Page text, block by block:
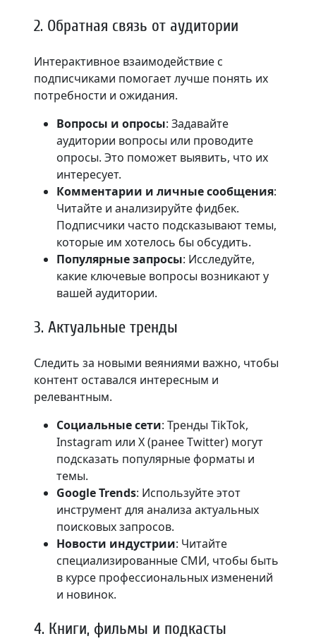
2. Обратная связь от аудитории
Интерактивное взаимодействие с
подписчиками помогает лучше понять их
потребности и ожидания.
Вопросы и опросы: Задавайте
аудитории вопросы или проводите
опросы. Это поможет выявить, что их
интересует.
Комментарии и личные сообщения:
Читайте и анализируйте фидбек.
Подписчики часто подсказывают темы,
которые им хотелось бы обсудить.
Популярные запросы: Исследуйте,
какие ключевые вопросы возникают у
вашей аудитории.
3. Актуальные тренды
Следить за новыми веяниями важно, чтобы
контент оставался интересным и
релевантным.
Социальные сети: Тренды TikTok,
Instagram или X (ранее Twitter) могут
подсказать популярные форматы и
темы.
Google Trends: Используйте этот
инструмент для анализа актуальных
поисковых запросов.
Новости индустрии: Читайте
специализированные СМИ, чтобы быть
в курсе профессиональных изменений
и новинок.
4. Книги, фильмы и подкасты